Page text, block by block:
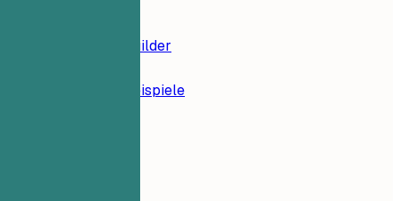
Lebenslauf-Builder
Lebenslauf-Beispiele